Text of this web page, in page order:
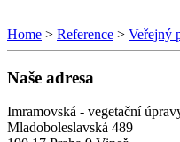
Home > Reference > Veřejný
Naše adresa
Imramovská - vegetační
Mladoboleslavská 489